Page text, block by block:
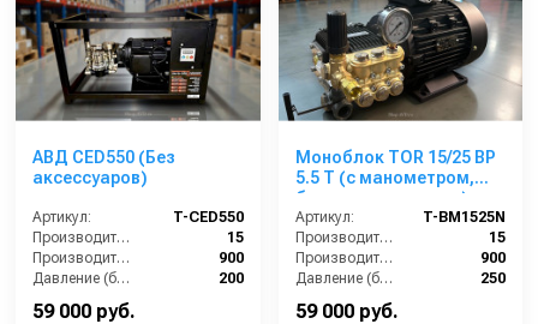
АВД CED550 (Без
аксессуаров)
Артикул:
T-CED550
Производительность (л/мин):
15
Производительность (л/ч):
900
Давление (бар):
200
59 000 руб.
Моноблок TOR 15/25 BP
5.5 T (с манометром,
без кнопки запуска)
Артикул:
T-BM1525N
Производительность (л/мин):
15
Производительность (л/ч):
900
Давление (бар):
250
59 000 руб.